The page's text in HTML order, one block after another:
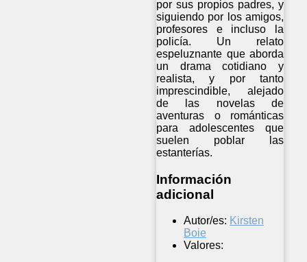
por sus propios padres, y
siguiendo por los amigos,
profesores e incluso la
policía. Un relato
espeluznante que aborda
un drama cotidiano y
realista, y por tanto
imprescindible, alejado
de las novelas de
aventuras o románticas
para adolescentes que
suelen poblar las
estanterías.
Información
adicional
Autor/es: Kirsten
Boie
Valores: